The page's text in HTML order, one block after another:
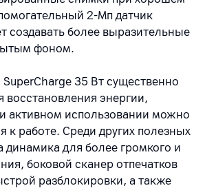
2‑Мп датчик
создавать более выразительные
фоном.
SuperCharge 35 Вт существенно
восстановления энергии,
активном использовании можно
к работе. Среди других полезных
динамика для более громкого и
боковой сканер отпечатков
разблокировки, а также